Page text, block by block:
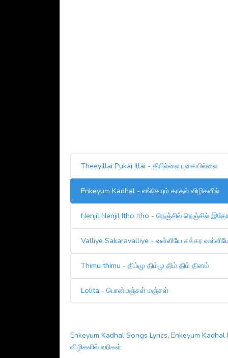
Theeyillai Pukai Illai - தீயில்லை புகையில்லை
Enkeyum Kadhal - எங்கேயும் காதல் விழிகளில்
Nenjil Nenjil Itho Itho - நெஞ்சில் நெஞ்சில்
Valliye Sakaravalliye - வள்ளியே சக்கர
Thimu thimu - திம்மு திம்மு திம் திம் தினம்
Lolita - பொன்மஞ்சள் மஞ்சள்
Enkeyum Kadhal Songs Lyrics, Enkeyum Kadhal
விழிகளில் வரிகள்